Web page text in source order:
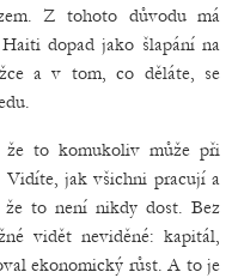
Z tohoto důvodu má
dopad jako šlapání na
a v tom, co děláte, se
to komukoliv může při
Vidíte, jak všichni pracují a
to není nikdy dost. Bez
vidět neviděné: kapitál,
ekonomický růst. A to je